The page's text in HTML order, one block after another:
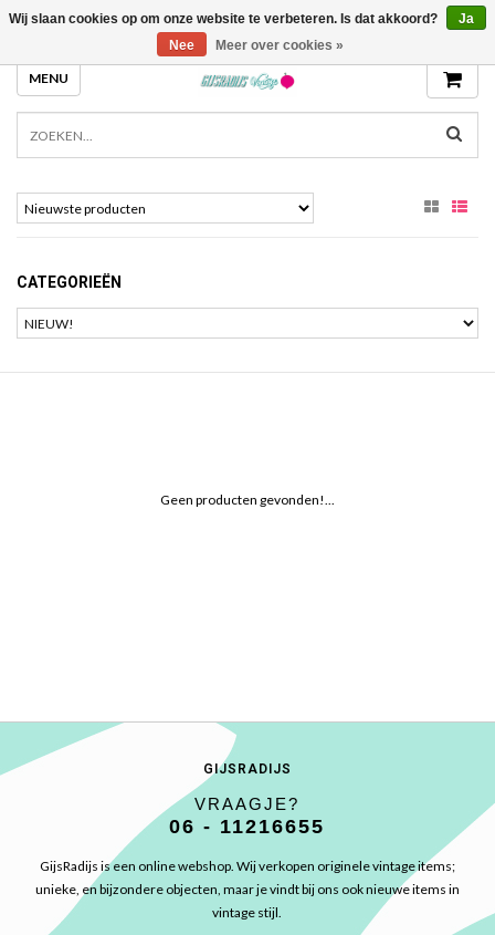
GIJSRADIJS.NL
MENU
CATEGORIEËN
Geen producten gevonden!...
GIJSRADIJS
VRAAGJE?
06 - 11216655
GijsRadijs is een online webshop. Wij verkopen originele vintage items;
unieke, en bijzondere objecten, maar je vindt bij ons ook nieuwe items in
vintage stijl.
Wij slaan cookies op om onze website te verbeteren. Is dat akkoord?
Ja
Nee
Meer over cookies »